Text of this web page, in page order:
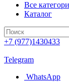
Все
Каталог
+7 (977)1430433
Telegram
WhatsApp